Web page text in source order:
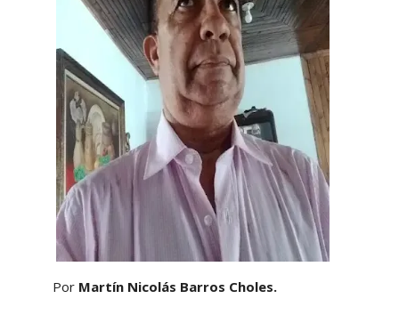
Por Martín Nicolás Barros Choles.